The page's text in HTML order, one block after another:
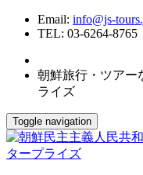
Email: info@js-
TEL: 03-6264-8765
朝鮮旅行・ツアー
ライズ
Toggle navigation